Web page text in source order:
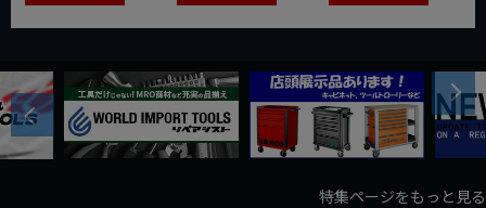
Previous
Next
特集ページをもっと見る